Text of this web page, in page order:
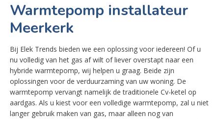
Warmtepomp installateur
Meerkerk
Bij Elek Trends bieden we een oplossing voor iedereen! Of u
nu volledig van het gas af wilt of liever overstapt naar een
hybride warmtepomp, wij helpen u graag. Beide zijn
oplossingen voor de verduurzaming van uw woning. De
warmtepomp vervangt namelijk de traditionele Cv-ketel op
aardgas. Als u kiest voor een volledige warmtepomp, zal u niet
langer gebruik maken van gas, maar alleen nog van